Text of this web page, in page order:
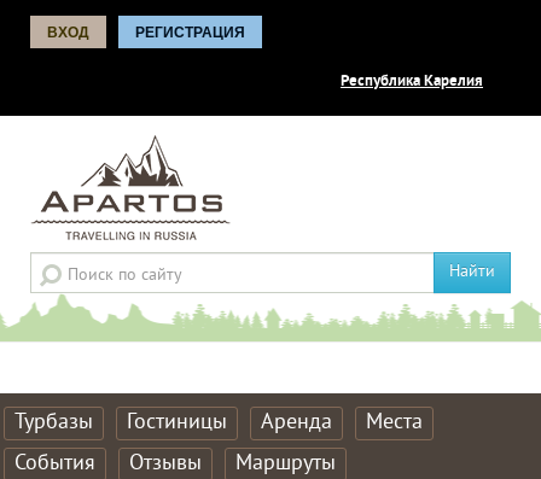
ВХОД РЕГИСТРАЦИЯ
Республика Карелия
Найти
Турбазы Гостиницы Аренда
Места
События
Отзывы Маршруты